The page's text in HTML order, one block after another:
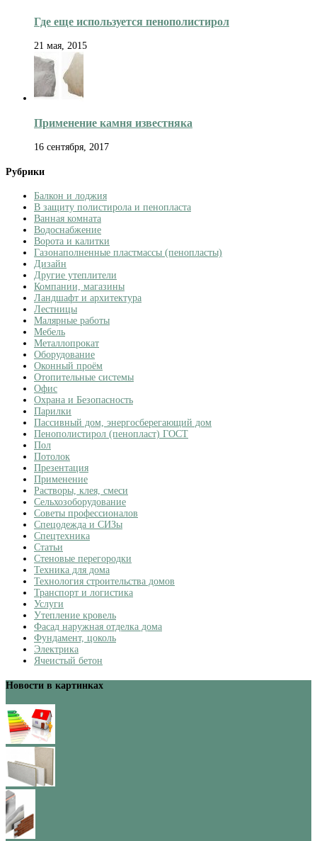
Где еще используется пенополистирол
21 мая, 2015
Применение камня известняка
16 сентября, 2017
Рубрики
Балкон и лоджия
В защиту полистирола и пенопласта
Ванная комната
Водоснабжение
Ворота и калитки
Газонаполненные пластмассы (пенопласты)
Дизайн
Другие утеплители
Компании, магазины
Ландшафт и архитектура
Лестницы
Малярные работы
Мебель
Металлопрокат
Оборудование
Оконный проём
Отопительные системы
Офис
Охрана и Безопасность
Парилки
Пассивный дом, энергосберегающий дом
Пенополистирол (пенопласт) ГОСТ
Пол
Потолок
Презентация
Применение
Растворы, клея, смеси
Сельхозоборудование
Советы профессионалов
Спецодежда и СИЗы
Спецтехника
Статьи
Стеновые перегородки
Техника для дома
Технология строительства домов
Транспорт и логистика
Услуги
Утепление кровель
Фасад наружная отделка дома
Фундамент, цоколь
Электрика
Ячеистый бетон
Новости в картинках